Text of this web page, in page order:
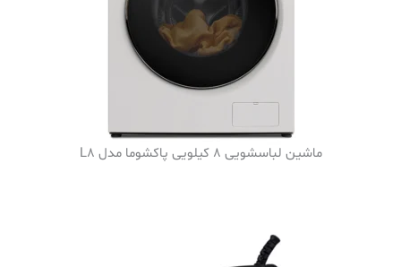
ماشین لباسشویی 8 کیلویی پاکشوما مدل L8